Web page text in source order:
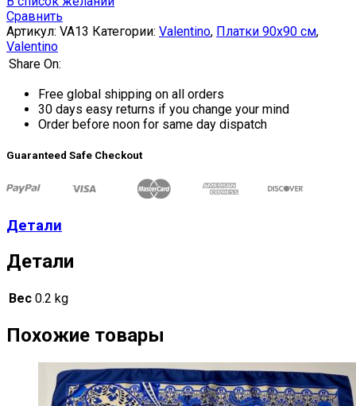
Сравнить
Артикул: VA13 Категории: Valentino, Платки 90х90 см,
Valentino
Share On:
Free global shipping on all orders
30 days easy returns if you change your mind
Order before noon for same day dispatch
Guaranteed Safe Checkout
Детали
Детали
Вес 0.2 kg
Похожие товары